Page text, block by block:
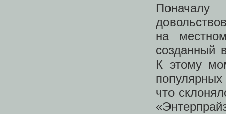
Поначалу
на
созданный
К этому
что